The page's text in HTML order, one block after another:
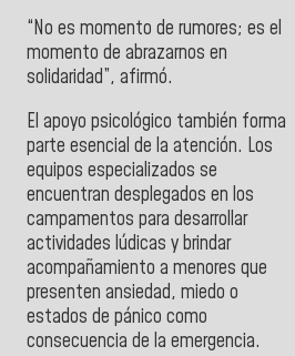
“No es momento de rumores; es el
momento de abrazarnos en
solidaridad”, afirmó.
El apoyo psicológico también forma
parte esencial de la atención. Los
equipos especializados se
encuentran desplegados en los
campamentos para desarrollar
actividades lúdicas y brindar
acompañamiento a menores que
presenten ansiedad, miedo o
estados de pánico como
consecuencia de la emergencia.